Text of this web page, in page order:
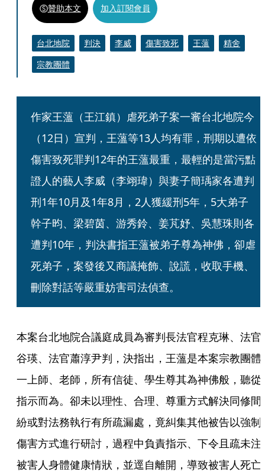
贊助本文 加入訂閱會員
台北地院 判決 李威 傷害致死 王薀
精舍
宗教團體
作家王薀（王江鎮）虐死弟子案一審台北地院今
（12日）宣判，王薀等13人均有罪，刑期以遭依
傷害致死罪判12年的王薀最重，最輕的是當污點
證人的藝人李威（李翊瑋）與妻子簡瑀家各遭判
刑1年10月及1年8月，2人獲緩刑5年，5大弟子
幹子昀、梁碧茵、游秀鈴、姜芃妤、吳慧珠則各
遭判10年，判決書指王薀被弟子尊為神佛，卻虐
死弟子，案發後又商議掩飾、說謊，收取手機、
刪除對話等嚴重妨害司法偵查。
本案台北地院合議庭成員為審判長法官程克琳、法官
谷瑛、法官蕭淳尹判，決指出，王薀是本案宗教團體
一上師、老師，所有信徒、學生尊其為神佛般，聽從
指示而為。卻未以理性、合理、尊重方式解決同修間
紛或對法務執行有所疏漏處，竟糾集其他被告以強制
傷害方式進行研討，過程中負責指示、下令且疏未注
被害人身體健康情狀，並逕自離開，導致被害人死亡